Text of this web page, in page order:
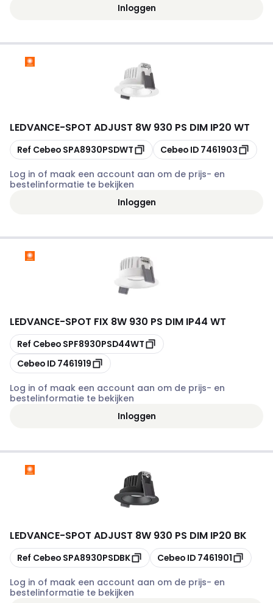
Inloggen
LEDVANCE-SPOT ADJUST 8W 930 PS DIM IP20 WT
Kopiëren
Ref Cebeo SPA8930PSDWT Kopiëren
Cebeo ID 7461903
Log in of maak een account aan om de prijs- en
bestelinformatie te bekijken
Inloggen
LEDVANCE-SPOT FIX 8W 930 PS DIM IP44 WT
Kopiëren
Ref Cebeo SPF8930PSD44WT
Kopiëren
Cebeo ID 7461919
Log in of maak een account aan om de prijs- en
bestelinformatie te bekijken
Inloggen
LEDVANCE-SPOT ADJUST 8W 930 PS DIM IP20 BK
Kopiëren
Ref Cebeo SPA8930PSDBK Kopiëren
Cebeo ID 7461901
Log in of maak een account aan om de prijs- en
bestelinformatie te bekijken